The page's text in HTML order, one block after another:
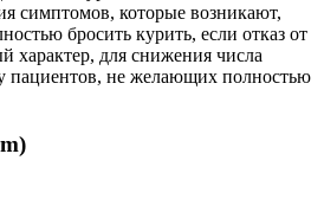
симптомов, которые возникают,
бросить курить, если отказ от
характер, для снижения числа
пациентов, не желающих полностью